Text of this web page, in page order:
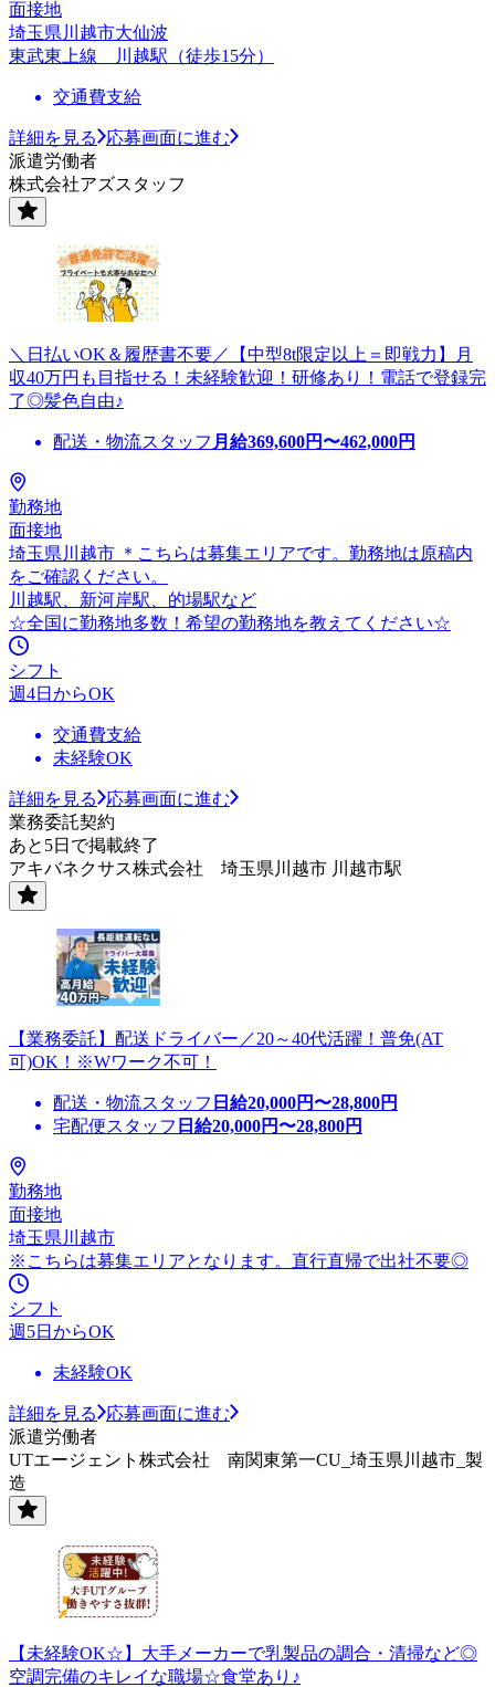
面接地
埼玉県川越市大仙波
東武東上線 川越駅（徒歩15分）
交通費支給
詳細を見る
応募画面に進む
派遣労働者
株式会社アズスタッフ
＼日払いOK＆履歴書不要／【中型8t限定以上＝即戦力】月
収40万円も目指せる！未経験歓迎！研修あり！電話で登録完
了◎髪色自由♪
配送・物流スタッフ 月給369,600円〜462,000円
勤務地
面接地
埼玉県川越市 ＊こちらは募集エリアです。勤務地は原稿内
をご確認ください。
川越駅、新河岸駅、的場駅など
☆全国に勤務地多数！希望の勤務地を教えてください☆
シフト
週4日からOK
交通費支給
未経験OK
詳細を見る
応募画面に進む
業務委託契約
あと5日で掲載終了
アキバネクサス株式会社 埼玉県川越市 川越市駅
【業務委託】配送ドライバー／20～40代活躍！普免(AT
可)OK！※Wワーク不可！
配送・物流スタッフ 日給20,000円〜28,800円
宅配便スタッフ 日給20,000円〜28,800円
勤務地
面接地
埼玉県川越市
※こちらは募集エリアとなります。直行直帰で出社不要◎
シフト
週5日からOK
未経験OK
詳細を見る
応募画面に進む
派遣労働者
UTエージェント株式会社 南関東第一CU_埼玉県川越市_製
造
【未経験OK☆】大手メーカーで乳製品の調合・清掃など◎
空調完備のキレイな職場☆食堂あり♪